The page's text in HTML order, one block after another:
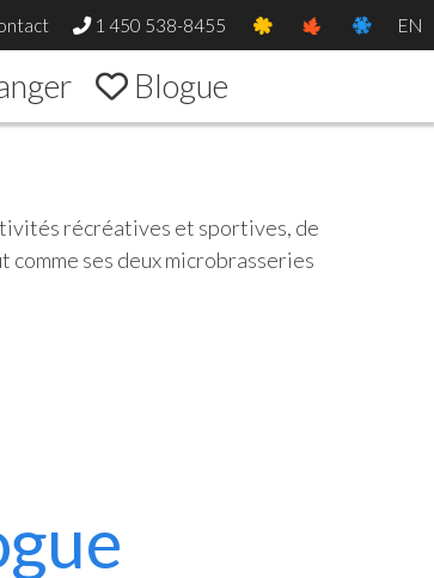
1 450 538-8455 EN
Blogue
récréatives et sportives, de
ses deux microbrasseries